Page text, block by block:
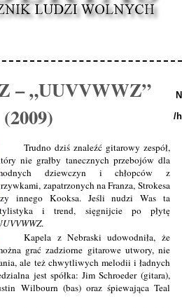
– „UUVVWWZ”
(2009)
Trudno dziś znaleźć gitarowy zespół,
nie grałby tanecznych przebojów dla
dziewczyn i chłopców z
zapatrzonych na Franza, Strokesa
innego Kooksa. Jeśli nudzi Was ta
i trend, sięgnijcie po płytę
.
Kapela z Nebraski udowodniła, że
grać zadziorne gitarowe utwory, nie
ale też chwytliwych melodii i ładnych
jest spółka: Jim Schroeder (gitara),
Wilbourn (bas) oraz śpiewająca Teal
/